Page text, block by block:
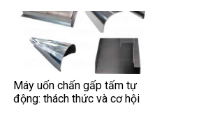
Máy uốn chấn gấp tấm tự
động: thách thức và cơ hội